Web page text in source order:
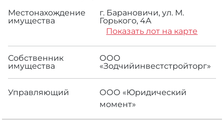
Местонахождение
имущества
г. Барановичи, ул. М.
Горького, 4А
Показать лот на карте
Собственник
имущества
ООО
«Зодчийинвестстройторг»
Управляющий
ООО «Юридический
момент»